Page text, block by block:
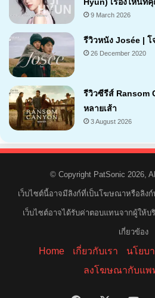
9 March 2026
7.2
รีวิวหนัง Josée | โ
26 December 2020
7.1
รีวิวซีรีส์ Ransom
หลายเส้า
3 August 2026
© Copyright PatSonic 2026,
เว็บไซต์นี้อาจมีลิงก์ที่เป็นโฆษณาหรือลิง
เว็บไซต์อาจได้รับค่าตอบแทนจากผู้ให้
เกี่ยวข้อง
Home เกี่ยวกับเรา
นโยบ
ลงโฆษณากับแพ